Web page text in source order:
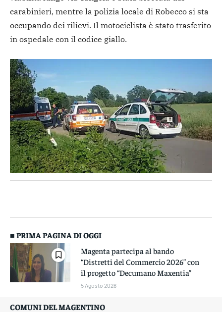
carabinieri, mentre la polizia locale di Robecco si sta
occupando dei rilievi. Il motociclista è stato trasferito
in ospedale con il codice giallo.
■ PRIMA PAGINA DI OGGI
Magenta partecipa al bando
“Distretti del Commercio 2026” con
il progetto “Decumano Maxentia”
5 Agosto 2026
COMUNI DEL MAGENTINO